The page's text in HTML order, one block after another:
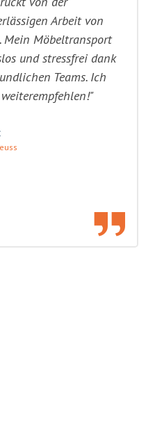
Arbeit von
Mein Möbeltransport
und stressfrei dank
Teams. Ich